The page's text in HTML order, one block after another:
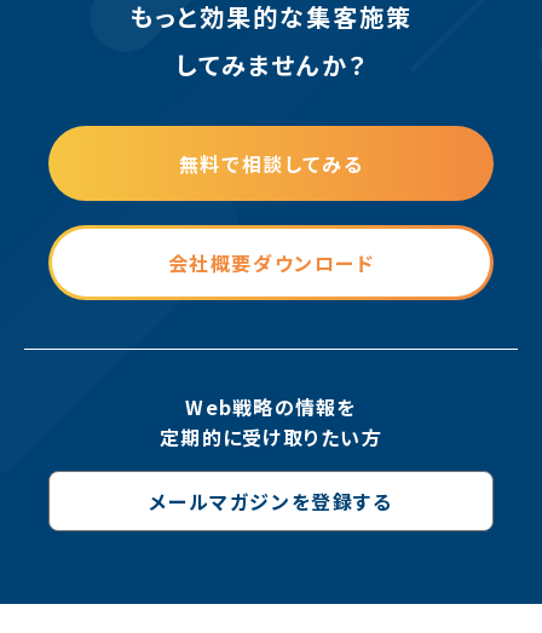
もっと効果的な集客施策
してみませんか？
無料で相談してみる
会社概要ダウンロード
Web戦略の情報を
定期的に受け取りたい方
メールマガジンを登録する